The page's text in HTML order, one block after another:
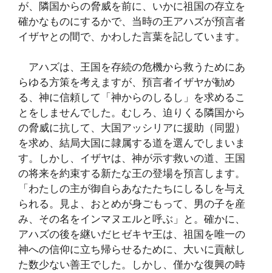
が、隣国からの脅威を前に、いかに祖国の存立を
確かなものにするかで、当時の王アハズが預言者
イザヤとの間で、かわした言葉を記しています。
アハズは、王国を存続の危機から救うためにあ
らゆる方策を考えますが、預言者イザヤが勧め
る、神に信頼して「神からのしるし」を求めるこ
とをしませんでした。むしろ、迫りくる隣国から
の脅威に抗して、大国アッシリアに援助（同盟）
を求め、結局大国に隷属する道を選んでしまいま
す。しかし、イザヤは、神が示す救いの道、王国
の将来を約束する新たな王の登場を預言します。
「わたしの主が御自らあなたたちにしるしを与え
られる。見よ、おとめが身ごもって、男の子を産
み、その名をインマヌエルと呼ぶ」と。確かに、
アハズの後を継いだヒゼキヤ王は、祖国を唯一の
神への信仰に立ち帰らせるために、大いに貢献し
た数少ない善王でした。しかし、僅かな復興の時